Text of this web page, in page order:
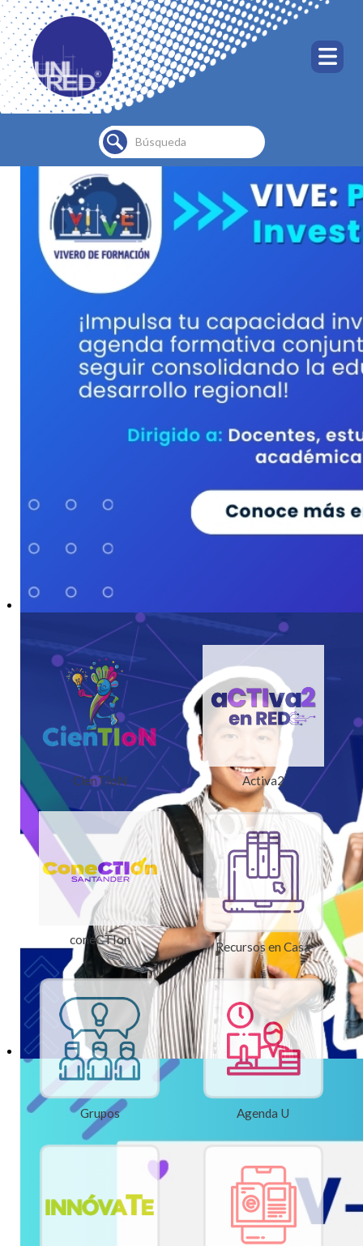
Buscar...
CienTIoN Activa2
coneCTIon Recursos en Casa
Grupos Agenda U